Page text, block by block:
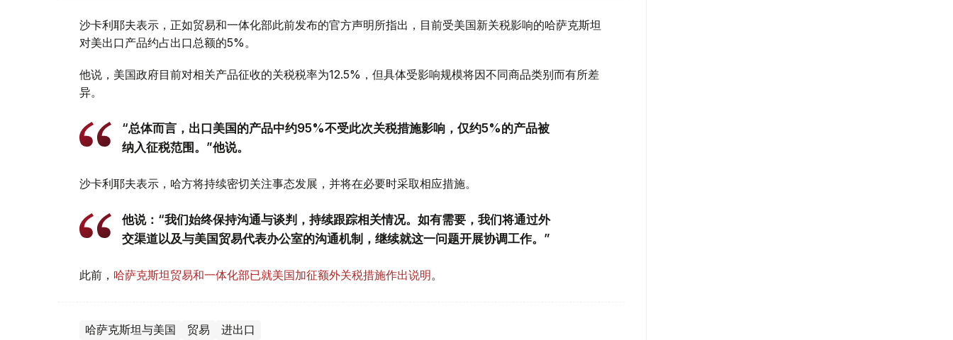
沙卡利耶夫表示，正如贸易和一体化部此前发布的官方声明所指出，目前受美国新关税影响的哈萨克斯坦
对美出口产品约占出口总额的5%。
他说，美国政府目前对相关产品征收的关税税率为12.5%，但具体受影响规模将因不同商品类别而有所差
异。
“总体而言，出口美国的产品中约95%不受此次关税措施影响，仅约5%的产品被
纳入征税范围。”他说。
沙卡利耶夫表示，哈方将持续密切关注事态发展，并将在必要时采取相应措施。
他说：“我们始终保持沟通与谈判，持续跟踪相关情况。如有需要，我们将通过外
交渠道以及与美国贸易代表办公室的沟通机制，继续就这一问题开展协调工作。”
此前， 哈萨克斯坦贸易和一体化部已就美国加征额外关税措施作出说明。
哈萨克斯坦与美国 贸易 进出口